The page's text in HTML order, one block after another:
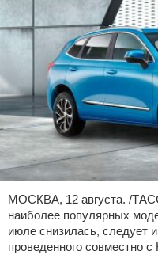
МОСКВА, 12 августа. /
наиболее популярных
июле снизилась, следует
проведенного совместно